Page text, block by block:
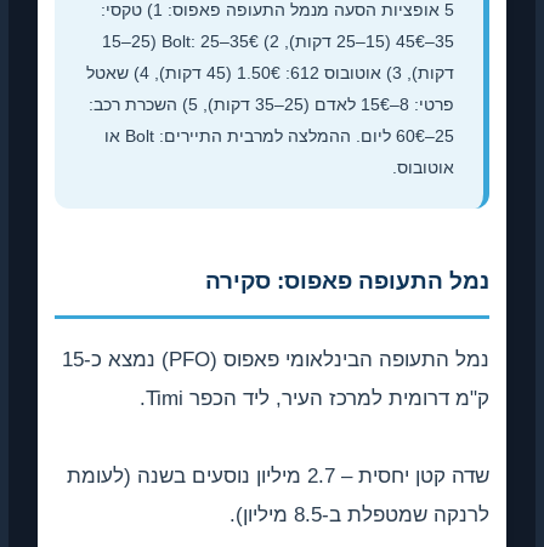
5 אופציות הסעה מנמל התעופה פאפוס: 1) טקסי:
35–45€ (15–25 דקות), 2) Bolt: 25–35€ (15–25
דקות), 3) אוטובוס 612: 1.50€ (45 דקות), 4) שאטל
פרטי: 8–15€ לאדם (25–35 דקות), 5) השכרת רכב:
25–60€ ליום. ההמלצה למרבית התיירים: Bolt או
אוטובוס.
נמל התעופה פאפוס: סקירה
נמל התעופה הבינלאומי פאפוס (PFO) נמצא כ-15
ק"מ דרומית למרכז העיר, ליד הכפר Timi.
שדה קטן יחסית – 2.7 מיליון נוסעים בשנה (לעומת
לרנקה שמטפלת ב-8.5 מיליון).